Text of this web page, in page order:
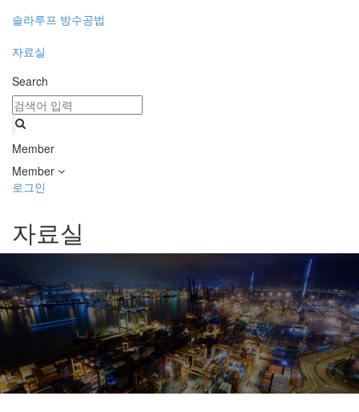
솔라루프 방수공법
자료실
Search
Member
Member
로그인
자료실